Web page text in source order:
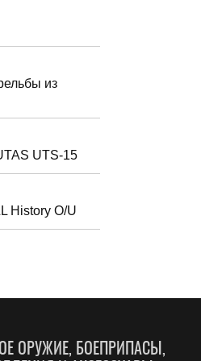
из
UTS-15
History O/U
ОРУЖИЕ, БОЕПРИПАСЫ,